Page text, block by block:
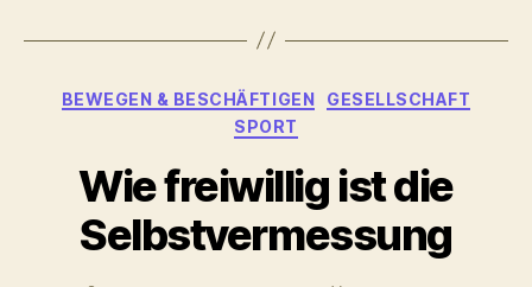
Kategorien
BEWEGEN & BESCHÄFTIGEN
GESELLSCHAFT
SPORT
Wie freiwillig ist die
Selbstvermessung